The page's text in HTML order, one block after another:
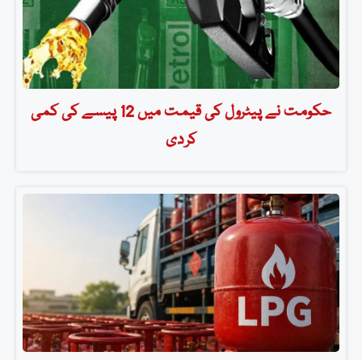
حکومت نے پیٹرول کی قیمت میں 12 پیسے کی کمی
کردی